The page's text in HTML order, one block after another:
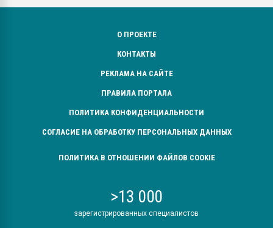
О ПРОЕКТЕ
КОНТАКТЫ
РЕКЛАМА НА САЙТЕ
ПРАВИЛА ПОРТАЛА
ПОЛИТИКА КОНФИДЕНЦИАЛЬНОСТИ
СОГЛАСИЕ НА ОБРАБОТКУ ПЕРСОНАЛЬНЫХ ДАННЫХ
ПОЛИТИКА В ОТНОШЕНИИ ФАЙЛОВ COOKIE
>13 000
зарегистрированных специалистов